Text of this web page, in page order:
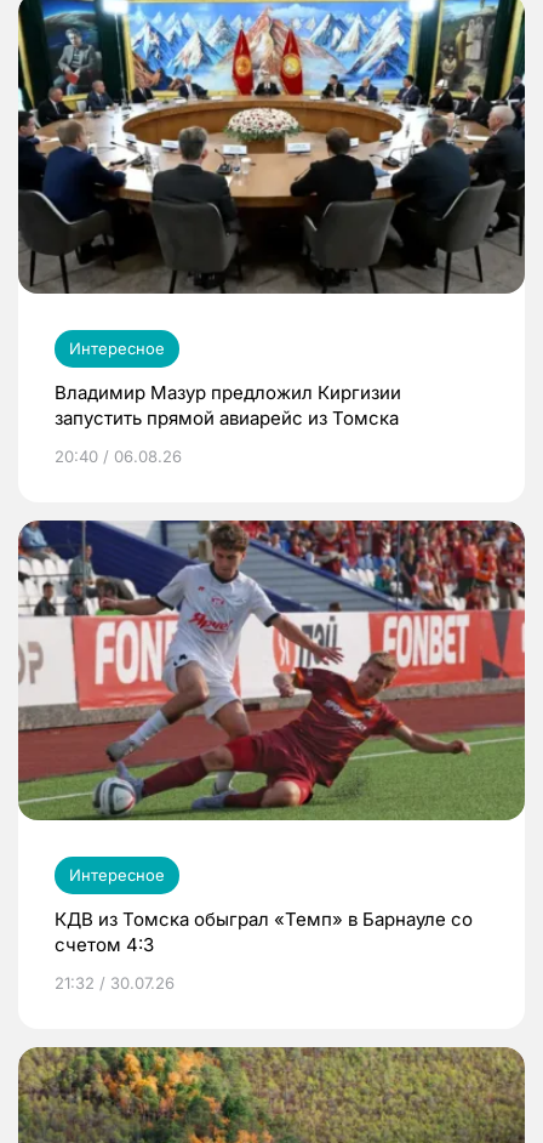
Интересное
Владимир Мазур предложил Киргизии
запустить прямой авиарейс из Томска
20:40 / 06.08.26
Интересное
КДВ из Томска обыграл «Темп» в Барнауле со
счетом 4:3
21:32 / 30.07.26